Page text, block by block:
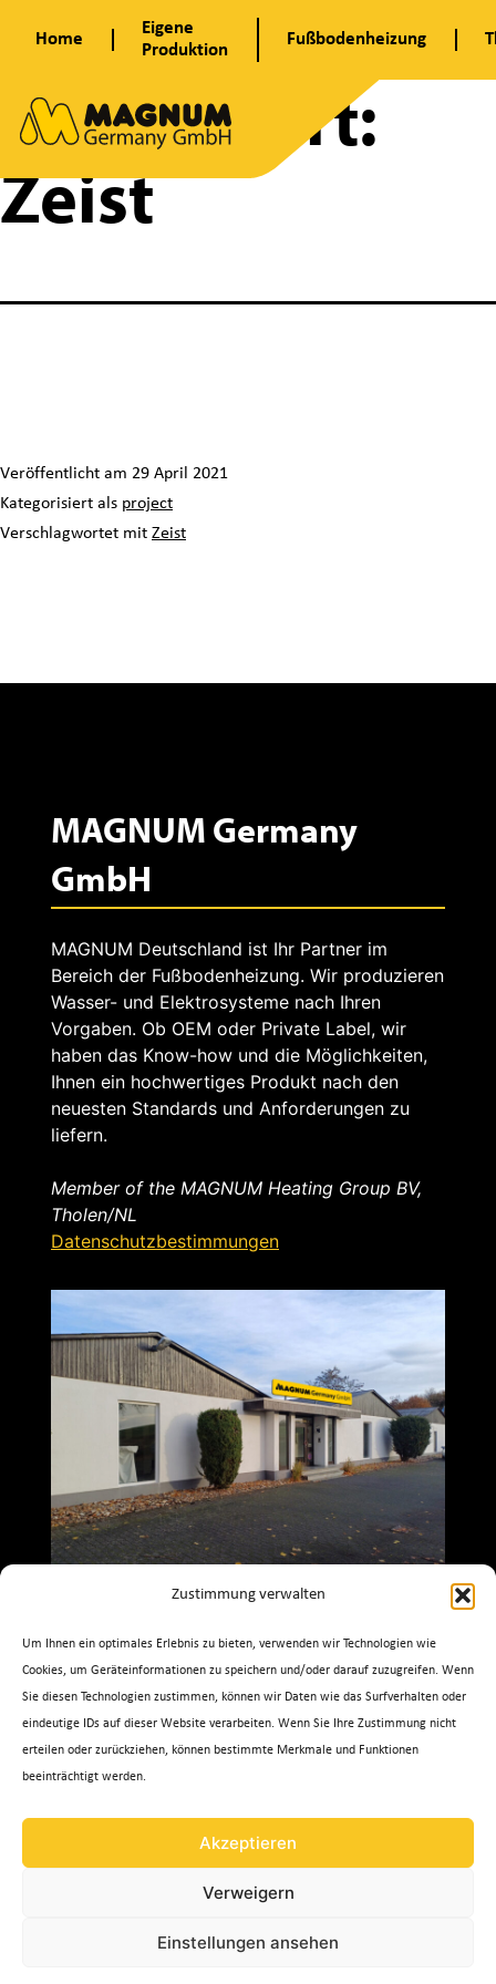
Zustimmung verwalten
Um Ihnen ein optimales Erlebnis zu bieten, verwenden wir Technologien wie
Cookies, um Geräteinformationen zu speichern und/oder darauf zuzugreifen. Wenn
Sie diesen Technologien zustimmen, können wir Daten wie das Surfverhalten oder
eindeutige IDs auf dieser Website verarbeiten. Wenn Sie Ihre Zustimmung nicht
erteilen oder zurückziehen, können bestimmte Merkmale und Funktionen
beeinträchtigt werden.
Akzeptieren
Verweigern
Einstellungen ansehen
InhaltHome
Eigene
Produktion
Fußbodenheizung
Schlagwort:
Zeist
u
d
u
Veröffentlicht am 29 April 2021
Kategorisiert als project
Verschlagwortet mit Zeist
MAGNUM Germany
GmbH
MAGNUM Deutschland ist Ihr Partner im
Bereich der Fußbodenheizung. Wir produzieren
Wasser- und Elektrosysteme nach Ihren
Vorgaben. Ob OEM oder Private Label, wir
haben das Know-how und die Möglichkeiten,
Ihnen ein hochwertiges Produkt nach den
neuesten Standards und Anforderungen zu
liefern.
Member of the MAGNUM Heating Group BV,
Tholen/NL
Datenschutzbestimmungen
MAGNUM Germany GmbH
Auf der Hohl 2
D – 53547 Dattenberg
Tel. 02644 / 406997.0